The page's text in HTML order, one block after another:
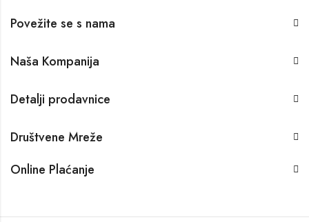
Povežite se s nama
Naša Kompanija
Detalji prodavnice
Društvene Mreže
Online Plaćanje